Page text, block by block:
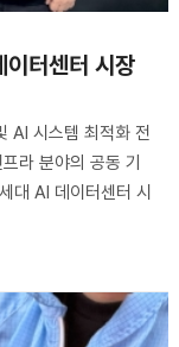
이터센터 시장
AI 시스템 최적화 전
라 분야의 공동 기
대 AI 데이터센터 시